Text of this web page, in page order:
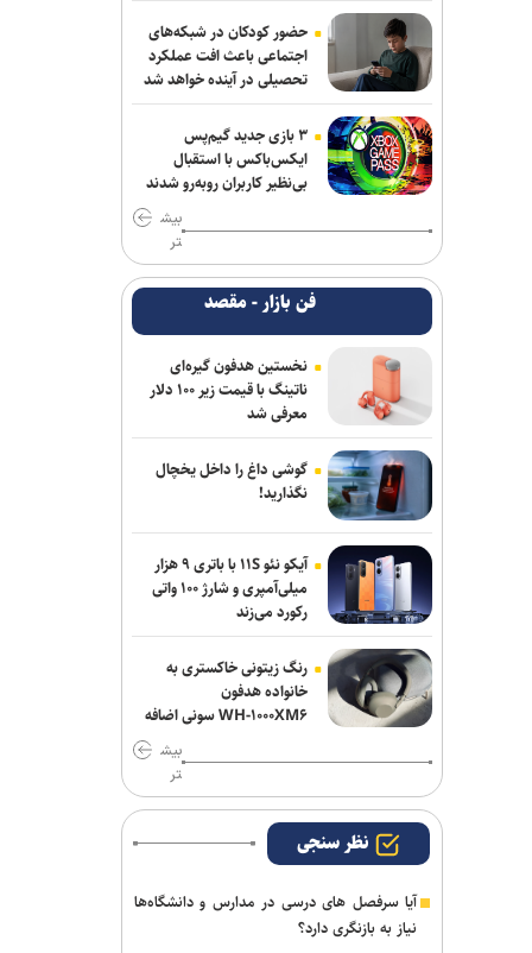
حضور کودکان در شبکه‌های
اجتماعی باعث افت عملکرد
تحصیلی در آینده خواهد شد
۳ بازی جدید گیم‌پس
ایکس‌باکس با استقبال
بی‌نظیر کاربران روبه‌رو شدند
بیش
تر
فن بازار - مقصد
نخستین هدفون گیره‌ای
ناتینگ با قیمت زیر ۱۰۰ دلار
معرفی شد
گوشی داغ را داخل یخچال
نگذارید!
آیکو نئو ۱۱S با باتری ۹ هزار
میلی‌آمپری و شارژ ۱۰۰ واتی
رکورد می‌زند
رنگ زیتونی خاکستری به
خانواده هدفون
WH-۱۰۰۰XM۶ سونی اضافه
بیش
تر
نظر سنجی
آیا سرفصل های درسی در مدارس و دانشگاه‌ها
نیاز به بازنگری دارد؟